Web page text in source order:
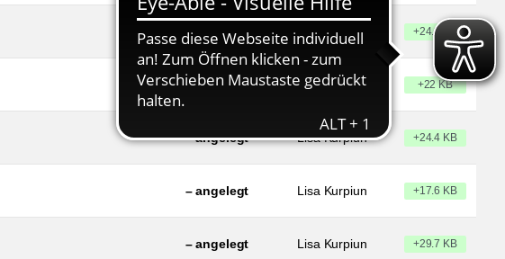
– angelegt Lisa Kurpiun +24.3 KB
– angelegt Lisa Kurpiun +22 KB
– angelegt Lisa Kurpiun +24.4 KB
– angelegt Lisa Kurpiun +17.6 KB
– angelegt Lisa Kurpiun +29.7 KB